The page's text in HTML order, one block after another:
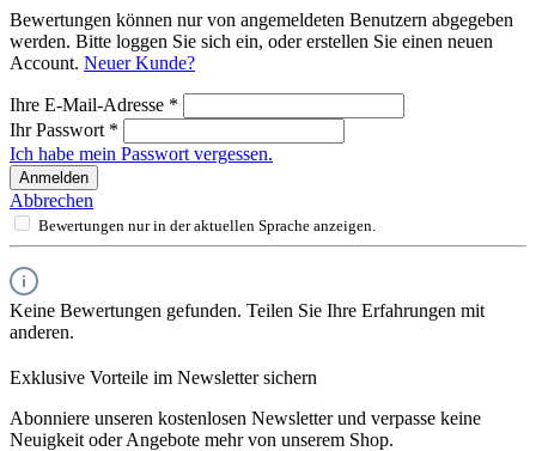
Bewertungen können nur von angemeldeten Benutzern abgegeben
werden. Bitte loggen Sie sich ein, oder erstellen Sie einen neuen
Account. Neuer Kunde?
Ihre E-Mail-Adresse *
Ihr Passwort *
Ich habe mein Passwort vergessen.
Anmelden
Abbrechen
Bewertungen nur in der aktuellen Sprache anzeigen.
Keine Bewertungen gefunden. Teilen Sie Ihre Erfahrungen mit
anderen.
Exklusive Vorteile im Newsletter sichern
Abonniere unseren kostenlosen Newsletter und verpasse keine
Neuigkeit oder Angebote mehr von unserem Shop.